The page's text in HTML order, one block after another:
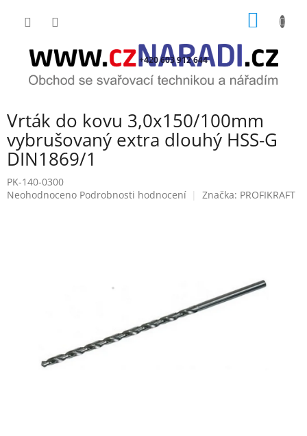
+420 603 912 644
Vrták do kovu 3,0x150/100mm
vybrušovaný extra dlouhý HSS-G
DIN1869/1
PK-140-0300
Průměrné
Neohodnoceno Podrobnosti hodnocení Značka: PROFIKRAFT